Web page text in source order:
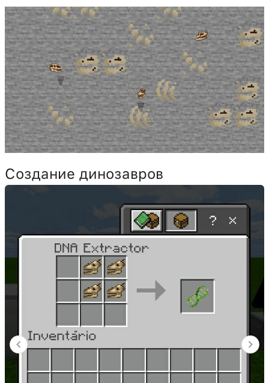
Создание динозавров